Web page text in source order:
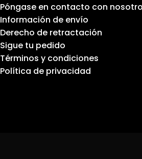
Póngase en contacto con
Información de envío
Derecho de retractación
Sigue tu pedido
Términos y condiciones
Política de privacidad